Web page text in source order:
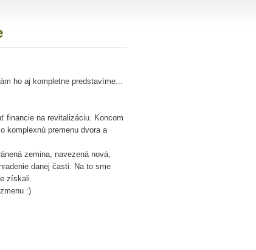
ho aj kompletne predstavíme...
financie na revitalizáciu. Koncom
komplexnú premenu dvora a
zemina, navezená nová,
danej časti. Na to sme
získali.
:)